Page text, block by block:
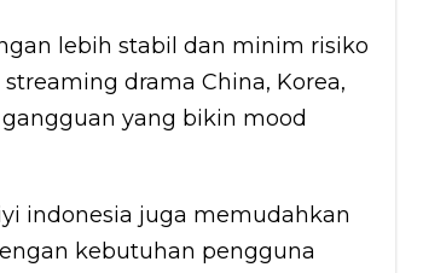
lebih stabil dan minim risiko
drama China, Korea,
yang bikin mood
indonesia juga memudahkan
kebutuhan pengguna